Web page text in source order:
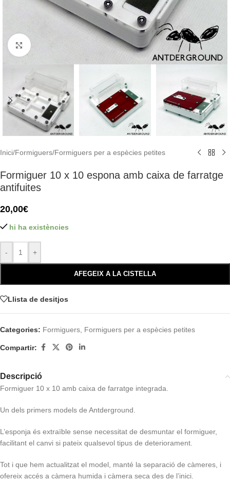
Click to enlarge
Inici/Formiguers/Formiguers per a espècies petites
Formiguer 10 x 10 espona amb caixa de farratge
antifuites
20,00€
hi ha existències
- +
AFEGEIX A LA CISTELLA
Llista de desitjos
Categories: Formiguers, Formiguers per a espècies petites
Compartir:
Descripció
Formiguer 10 x 10 amb caixa de farratge integrada.
Un dels primers models de Antderground.
L’esponja és extraïble sense necessitat de desmuntar el formiguer,
facilitant el canvi si pateix qualsevol tipus de deteriorament.
Tot i que hem actualitzat el model, manté la separació de càmeres, i
ofereix accés a càmera humida i càmera seca des de l’inici.